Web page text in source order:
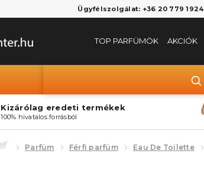
Ügyfélszolgálat: +36 20 779 1924
TOP PARFÜMÖK AKCIÓK
Kizárólag eredeti termékek
100% hivatalos forrásból
Parfüm Férfi parfüm Eau De Toilette